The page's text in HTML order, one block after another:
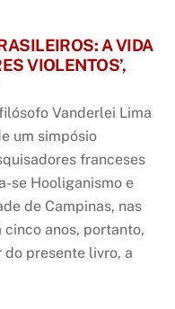
A VIDA
VIOLENTOS’,
Vanderlei Lima
um simpósio
franceses
se Hooliganismo e
de Campinas, nas
cinco anos, portanto,
presente livro, a